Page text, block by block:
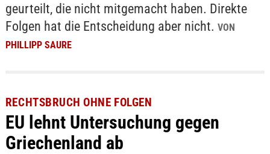
geurteilt, die nicht mitgemacht haben. Direkte
Folgen hat die Entscheidung aber nicht. VON
PHILLIPP SAURE
RECHTSBRUCH OHNE FOLGEN
EU lehnt Untersuchung gegen
Griechenland ab